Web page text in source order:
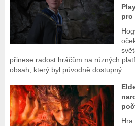
pro
přinese radost hráčům na různých
obsah, který byl původně dostupný
Hra